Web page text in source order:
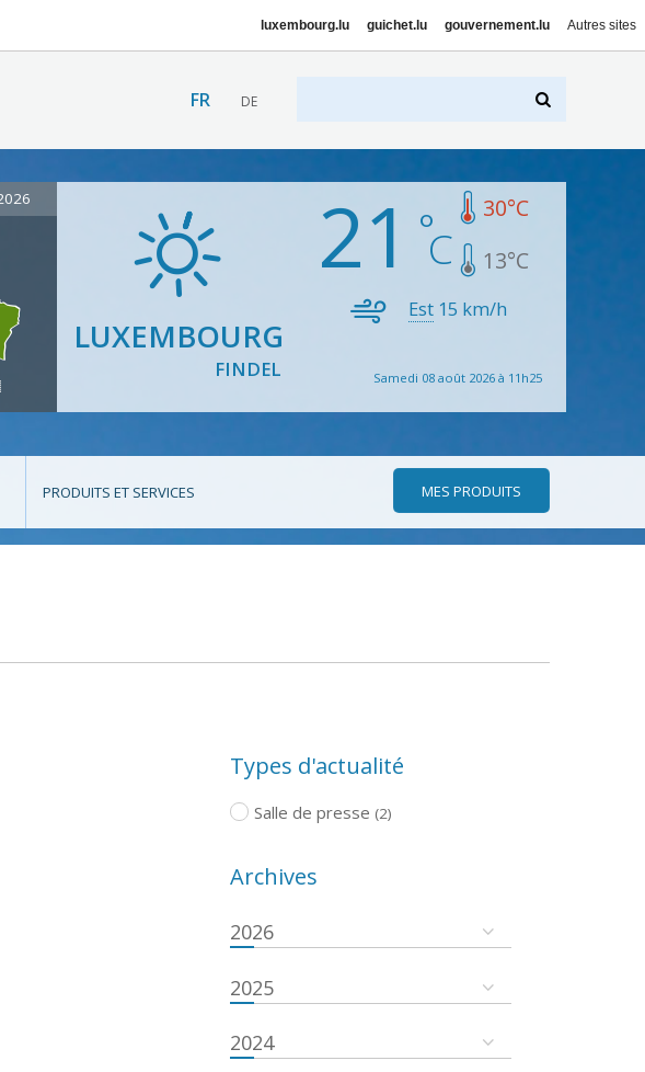
luxembourg.lu guichet.lu gouvernement.lu Autres sites
FR DE
LUXEMBOURG
FINDEL
21 30°C
13°C
Est15 km/h
Samedi 08 août 2026 à 11h25
PRODUITS ET SERVICES MES PRODUITS
Types d'actualité
Salle de presse (2)
Archives
2026
2025
2024